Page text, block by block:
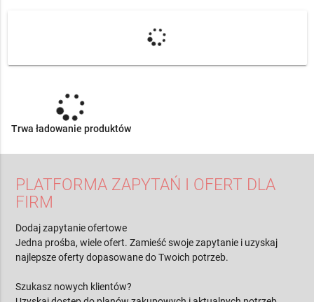
Trwa ładowanie produktów
PLATFORMA ZAPYTAŃ I OFERT DLA
FIRM
Dodaj zapytanie ofertowe
Jedna prośba, wiele ofert. Zamieść swoje zapytanie i uzyskaj
najlepsze oferty dopasowane do Twoich potrzeb.
Szukasz nowych klientów?